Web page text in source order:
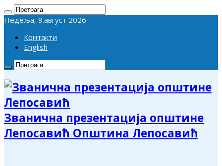
Недеља, 9.август 2026
Контакти
English
Званична презентација општине
Лепосавић Општина Лепосавић